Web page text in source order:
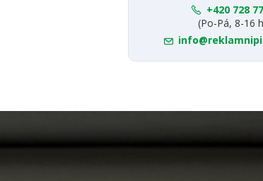
+420 728
(Po-Pá, 8-16